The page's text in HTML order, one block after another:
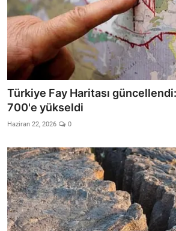
Güncel
Analiz
Makaleler
Galeri
Video
Yazarlar
Arşiv
İletişim
Türkiye Fay Haritası güncellendi:
700'e yükseldi
Haziran 22, 2026 0